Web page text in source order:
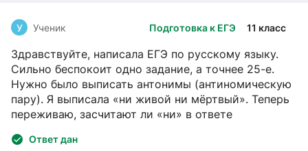
Подготовка к ЕГЭ 11 класс
У Ученик
Здравствуйте, написала ЕГЭ по русскому языку.
Сильно беспокоит одно задание, а точнее 25-е.
Нужно было выписать антонимы (антиномическую
пару). Я выписала «ни живой ни мёртвый». Теперь
переживаю, засчитают ли «ни» в ответе
Ответ дан